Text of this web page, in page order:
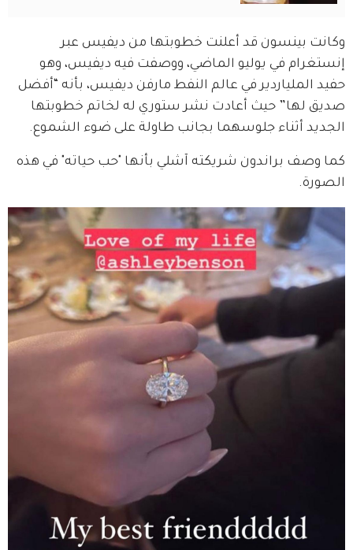
وكانت بينسون قد أعلنت خطوبتها من ديفيس عبر
إنستغرام في يوليو الماضي، ووصفت فيه ديفيس، وهو
حفيد الملياردير في عالم النفط مارفن ديفيس، بأنه “أفضل
صديق لها” حيث أعادت نشر ستوري له لخاتم خطوبتها
الجديد أثناء جلوسهما بجانب طاولة على ضوء الشموع.
كما وصف براندون شريكته آشلي بأنها "حب حياته" في هذه
الصورة.